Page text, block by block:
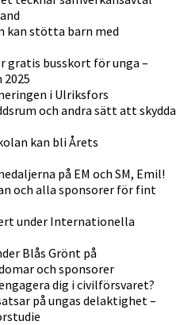
kan stötta barn med
gratis busskort för unga –
i Ulriksfors
och andra sätt att skydda
kan bli Årets
på EM och SM, Emil!
och alla sponsorer för fint
under Internationella
Blås Grönt på
och sponsorer
dig i civilförsvaret?
på ungas delaktighet –